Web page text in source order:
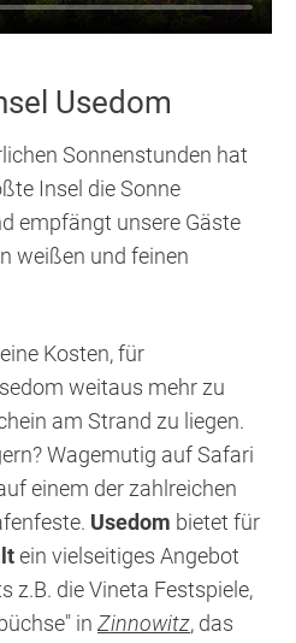
Usedom
Sonnenstunden hat
Insel die Sonne
empfängt unsere Gäste
weißen und feinen
Kosten, für
weitaus mehr zu
am Strand zu liegen.
Wagemutig auf Safari
einem der zahlreichen
Usedom bietet für
ein vielseitiges Angebot
z.B. die Vineta Festspiele,
inZinnowitz, das